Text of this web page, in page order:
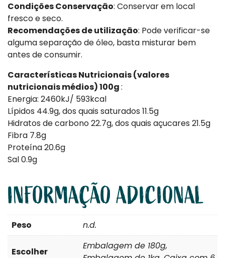
Condições Conservação: Conservar em local
fresco e seco.
Recomendações de utilização: Pode verificar-se
alguma separação de óleo, basta misturar bem
antes de consumir.
Características Nutricionais (valores
nutricionais médios) 100g:
Energia: 2460kJ/ 593kcal
Lípidos 44.9g, dos quais saturados 11.5g
Hidratos de carbono 22.7g, dos quais açucares 21.5g
Fibra 7.8g
Proteína 20.6g
Sal 0.9g
INFORMAÇÃO ADICIONAL
Peso n.d.
Escolher
Embalagem de 180g,